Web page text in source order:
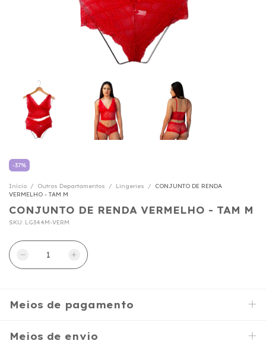
-37%
Início / Outros Departamentos / Lingeries /
CONJUNTO DE RENDA
VERMELHO - TAM M
CONJUNTO DE RENDA VERMELHO - TAM M
SKU: LG344M-VERM
Meios de pagamento
Meios de envio